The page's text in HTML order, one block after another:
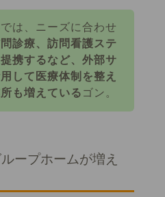
は、ニーズに合わせ
診療、訪問看護ステ
携するなど、外部サ
して医療体制を整え
も増えている ゴン。
ープホームが増え